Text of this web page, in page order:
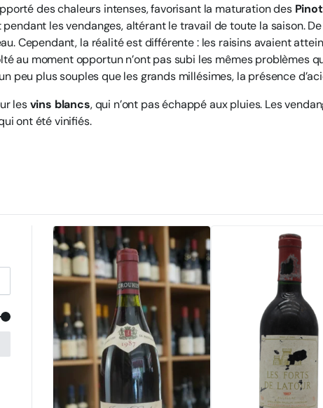
des chaleurs intenses, favorisant la maturation des
les vendanges, altérant le travail de toute la saison.
Cependant, la réalité est différente : les raisins avaient
au moment opportun n’ont pas subi les mêmes problèmes
peu plus souples que les grands millésimes, la présence
lesvins blancs, qui n’ont pas échappé aux pluies. Les
ont été vinifiés.